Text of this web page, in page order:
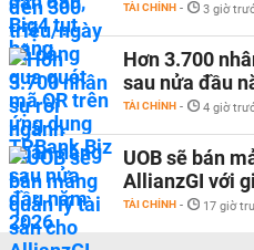
TÀI CHÍNH - 3 giờ
Hơn 3.700
sau nửa đầu
TÀI CHÍNH - 4 giờ
UOB sẽ bán
AllianzGI với
TÀI CHÍNH - 17 giờ